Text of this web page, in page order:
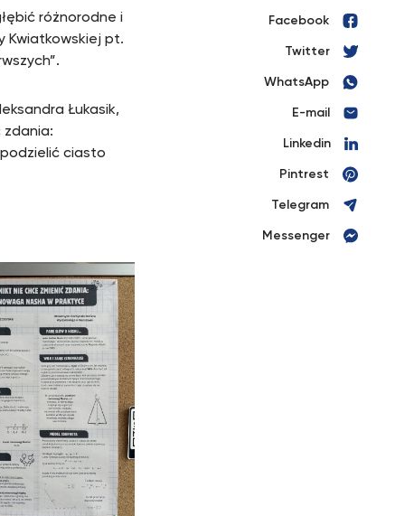
różnorodne i
Kwiatkowskiej pt.
Łukasik,
zdania:
ciasto
Facebook
Twitter
WhatsApp
E-mail
Linkedin
Pintrest
Telegram
Messenger